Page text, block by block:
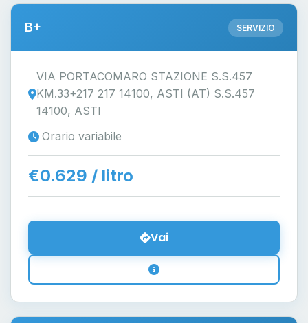
B+ SERVIZIO
VIA PORTACOMARO STAZIONE S.S.457
KM.33+217 217 14100, ASTI (AT) S.S.457
14100, ASTI
Orario variabile
€0.629 / litro
Vai